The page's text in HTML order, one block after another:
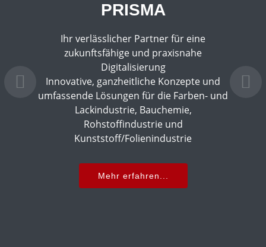
PRISMA
Ihr verlässlicher Partner für eine
zukunftsfähige und praxisnahe
Digitalisierung
Innovative, ganzheitliche Konzepte und
umfassende Lösungen für die Farben- und
Lackindustrie, Bauchemie,
Rohstoffindustrie und
Kunststoff/Folienindustrie
Mehr erfahren...